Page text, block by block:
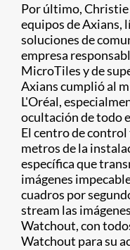
Por último, Christie
equipos de Axians,
soluciones de
empresa
MicroTiles y de
Axians cumplió al
L'Oréal,
ocultación de todo
El centro de
metros de la
específica que
imágenes
cuadros por
stream las
Watchout, con
Watchout para su